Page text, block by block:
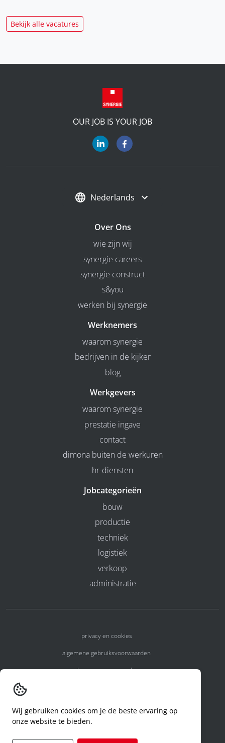
Bekijk alle vacatures
OUR JOB IS YOUR JOB
Nederlands
Over Ons
wie zijn wij
synergie careers
synergie construct
s&you
werken bij synergie
Werknemers
waarom synergie
bedrijven in de kijker
blog
Werkgevers
waarom synergie
prestatie ingave
contact
dimona buiten de werkuren
hr-diensten
Jobcategorieën
bouw
productie
techniek
logistiek
verkoop
administratie
privacy en cookies
algemene gebruiksvoorwaarden
algemene voorwaarden
code of conduct
aanvraag rechten ivm privacy
Wij gebruiken cookies om je de beste ervaring op
onze website te bieden.